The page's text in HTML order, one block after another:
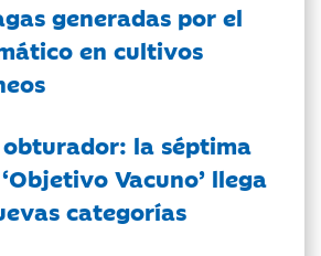
generadas por el
en cultivos
la séptima
Vacuno’ llega
categorías